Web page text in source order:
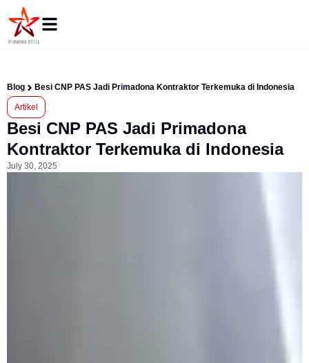
Blog Besi CNP PAS Jadi Primadona Kontraktor Terkemuka di Indonesia
Artikel
Besi CNP PAS Jadi Primadona
Kontraktor Terkemuka di Indonesia
July 30, 2025